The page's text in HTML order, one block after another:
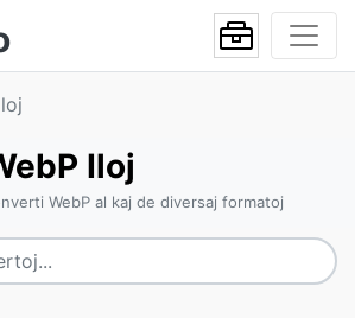
Iloj
WebP al kaj de diversaj formatoj